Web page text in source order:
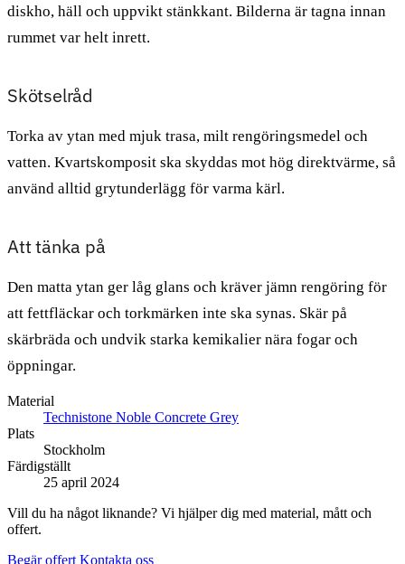
diskho, häll och uppvikt stänkkant. Bilderna är tagna innan
rummet var helt inrett.
Skötselråd
Torka av ytan med mjuk trasa, milt rengöringsmedel och
vatten. Kvartskomposit ska skyddas mot hög direktvärme, så
använd alltid grytunderlägg för varma kärl.
Att tänka på
Den matta ytan ger låg glans och kräver jämn rengöring för
att fettfläckar och torkmärken inte ska synas. Skär på
skärbräda och undvik starka kemikalier nära fogar och
öppningar.
Material
Technistone Noble Concrete Grey
Plats
Stockholm
Färdigställt
25 april 2024
Vill du ha något liknande? Vi hjälper dig med material, mått och
offert.
Begär offert Kontakta oss